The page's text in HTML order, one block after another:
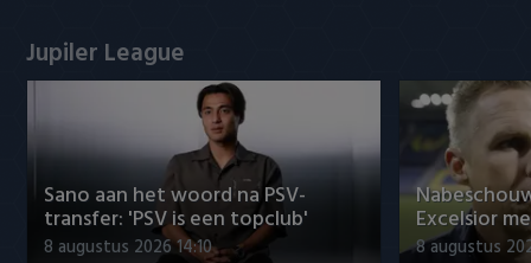
Jupiler League
Sano aan het woord na PSV-
transfer: 'PSV is een topclub'
8 augustus 2026 14:10
Excelsior
8 augustus